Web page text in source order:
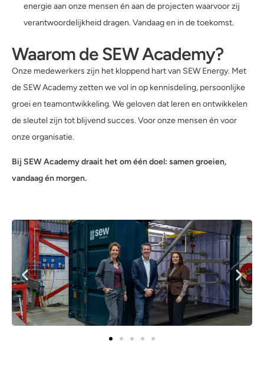
energie aan onze mensen én aan de projecten waarvoor zij
verantwoordelijkheid dragen. Vandaag en in de toekomst.
Waarom de SEW Academy?
Onze medewerkers zijn het kloppend hart van SEW Energy. Met
de SEW Academy zetten we vol in op kennisdeling, persoonlijke
groei en teamontwikkeling. We geloven dat leren en ontwikkelen
de sleutel zijn tot blijvend succes. Voor onze mensen én voor
onze organisatie.
Bij SEW Academy draait het om één doel: samen groeien,
vandaag én morgen.